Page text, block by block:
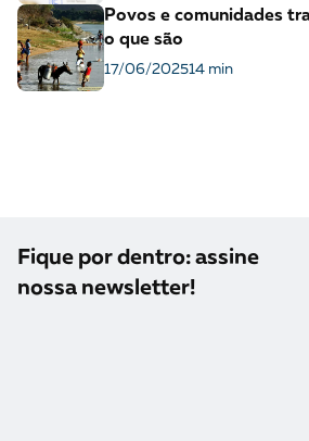
Povos e comunidades
o que são
17/06/202514 min
Fique por dentro: assine
nossa newsletter!